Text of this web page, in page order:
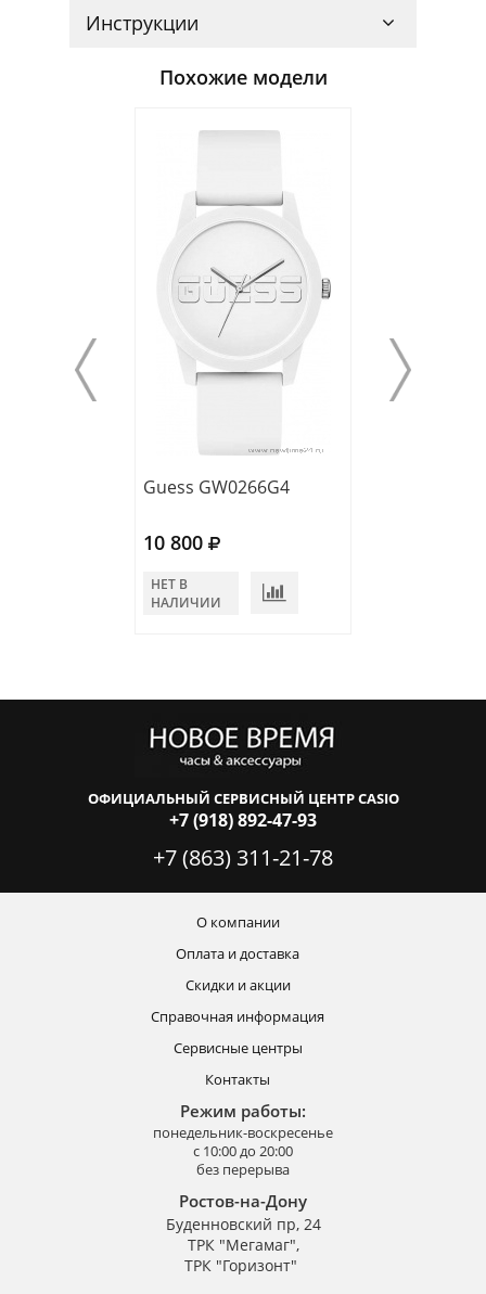
Инструкции
Похожие модели
Guess GW0266G4
10 800
НЕТ В
НАЛИЧИИ
ОФИЦИАЛЬНЫЙ СЕРВИСНЫЙ ЦЕНТР CASIO
+7 (918) 892-47-93
+7 (863) 311-21-78
О компании
Оплата и доставка
Скидки и акции
Справочная информация
Сервисные центры
Контакты
Режим работы:
понедельник-воскресенье
с 10:00 до 20:00
без перерыва
Ростов-на-Дону
Буденновский пр, 24
ТРК "Мегамаг",
ТРК "Горизонт"